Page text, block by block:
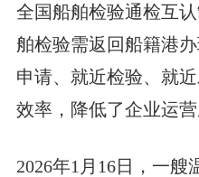
全国船舶检验通检互
舶检验需返回船籍港
申请、就近检验、就
效率，降低了企业运营
2026年1月16日，一